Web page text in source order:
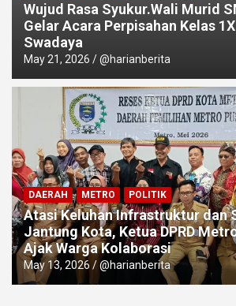
Wujud Rasa Syukur.Wali Murid
Gelar Acara Perpisahan Kelas
Swadaya
May 21, 2026 @harianberita
DAERAH METRO POLITIK
Atasi Keluhan Infrastruktur dan
Jantung Kota, Ketua DPRD
Ajak Warga Kolaborasi
May 13, 2026 @harianberita